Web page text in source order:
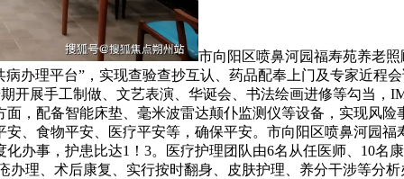
市向阳区喷鼻河园福寿苑养老
办理平台”，实现查验查抄互认、药品配奉上门及专家近程
开展手工制做、文艺表演、华诞会、书法绘画进修等勾当
，配备智能床垫、毫米波雷达颠仆监测仪等设备，实现风
、食物平安、医疗平安等，确保平安。市向阳区喷鼻河园
办事，护患比达1！3。医疗护理团队由6名从任医师、10
理、术后康复、实行按时翻身、皮肤护理、养分干涉等分